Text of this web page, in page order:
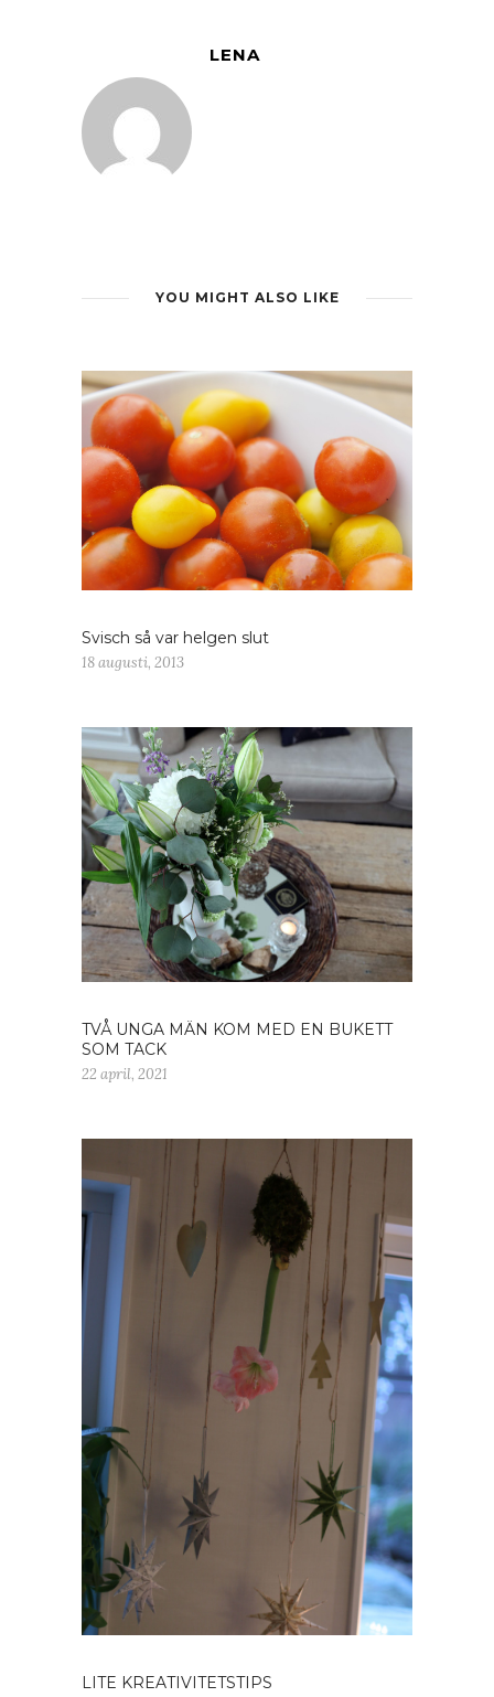
LENA
YOU MIGHT ALSO LIKE
Svisch så var helgen slut
18 augusti, 2013
TVÅ UNGA MÄN KOM MED EN BUKETT
SOM TACK
22 april, 2021
LITE KREATIVITETSTIPS